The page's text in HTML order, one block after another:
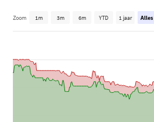
Zoom 1m 3m 6m YTD 1 jaar Alles